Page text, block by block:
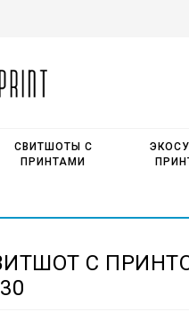
СВИТШОТЫ С
ПРИНТАМИ
С